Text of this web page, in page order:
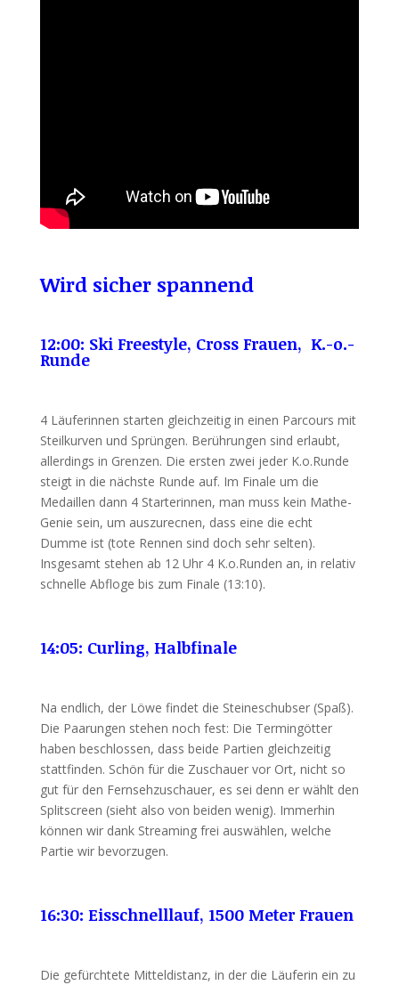
Wird sicher spannend
12:00: Ski Freestyle, Cross Frauen, K.-o.-
Runde
4 Läuferinnen starten gleichzeitig in einen Parcours mit
Steilkurven und Sprüngen. Berührungen sind erlaubt,
allerdings in Grenzen. Die ersten zwei jeder K.o.Runde
steigt in die nächste Runde auf. Im Finale um die
Medaillen dann 4 Starterinnen, man muss kein Mathe-
Genie sein, um auszurecnen, dass eine die echt
Dumme ist (tote Rennen sind doch sehr selten).
Insgesamt stehen ab 12 Uhr 4 K.o.Runden an, in relativ
schnelle Abfloge bis zum Finale (13:10).
14:05: Curling, Halbfinale
Na endlich, der Löwe findet die Steineschubser (Spaß).
Die Paarungen stehen noch fest: Die Termingötter
haben beschlossen, dass beide Partien gleichzeitig
stattfinden. Schön für die Zuschauer vor Ort, nicht so
gut für den Fernsehzuschauer, es sei denn er wählt den
Splitscreen (sieht also von beiden wenig). Immerhin
können wir dank Streaming frei auswählen, welche
Partie wir bevorzugen.
16:30: Eisschnelllauf, 1500 Meter Frauen
Die gefürchtete Mitteldistanz, in der die Läuferin ein zu